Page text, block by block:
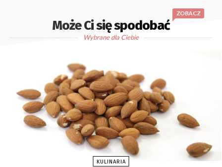
Może Ci się spodobać
ZOBACZ
Wybrane dla Ciebie
KULINARIA